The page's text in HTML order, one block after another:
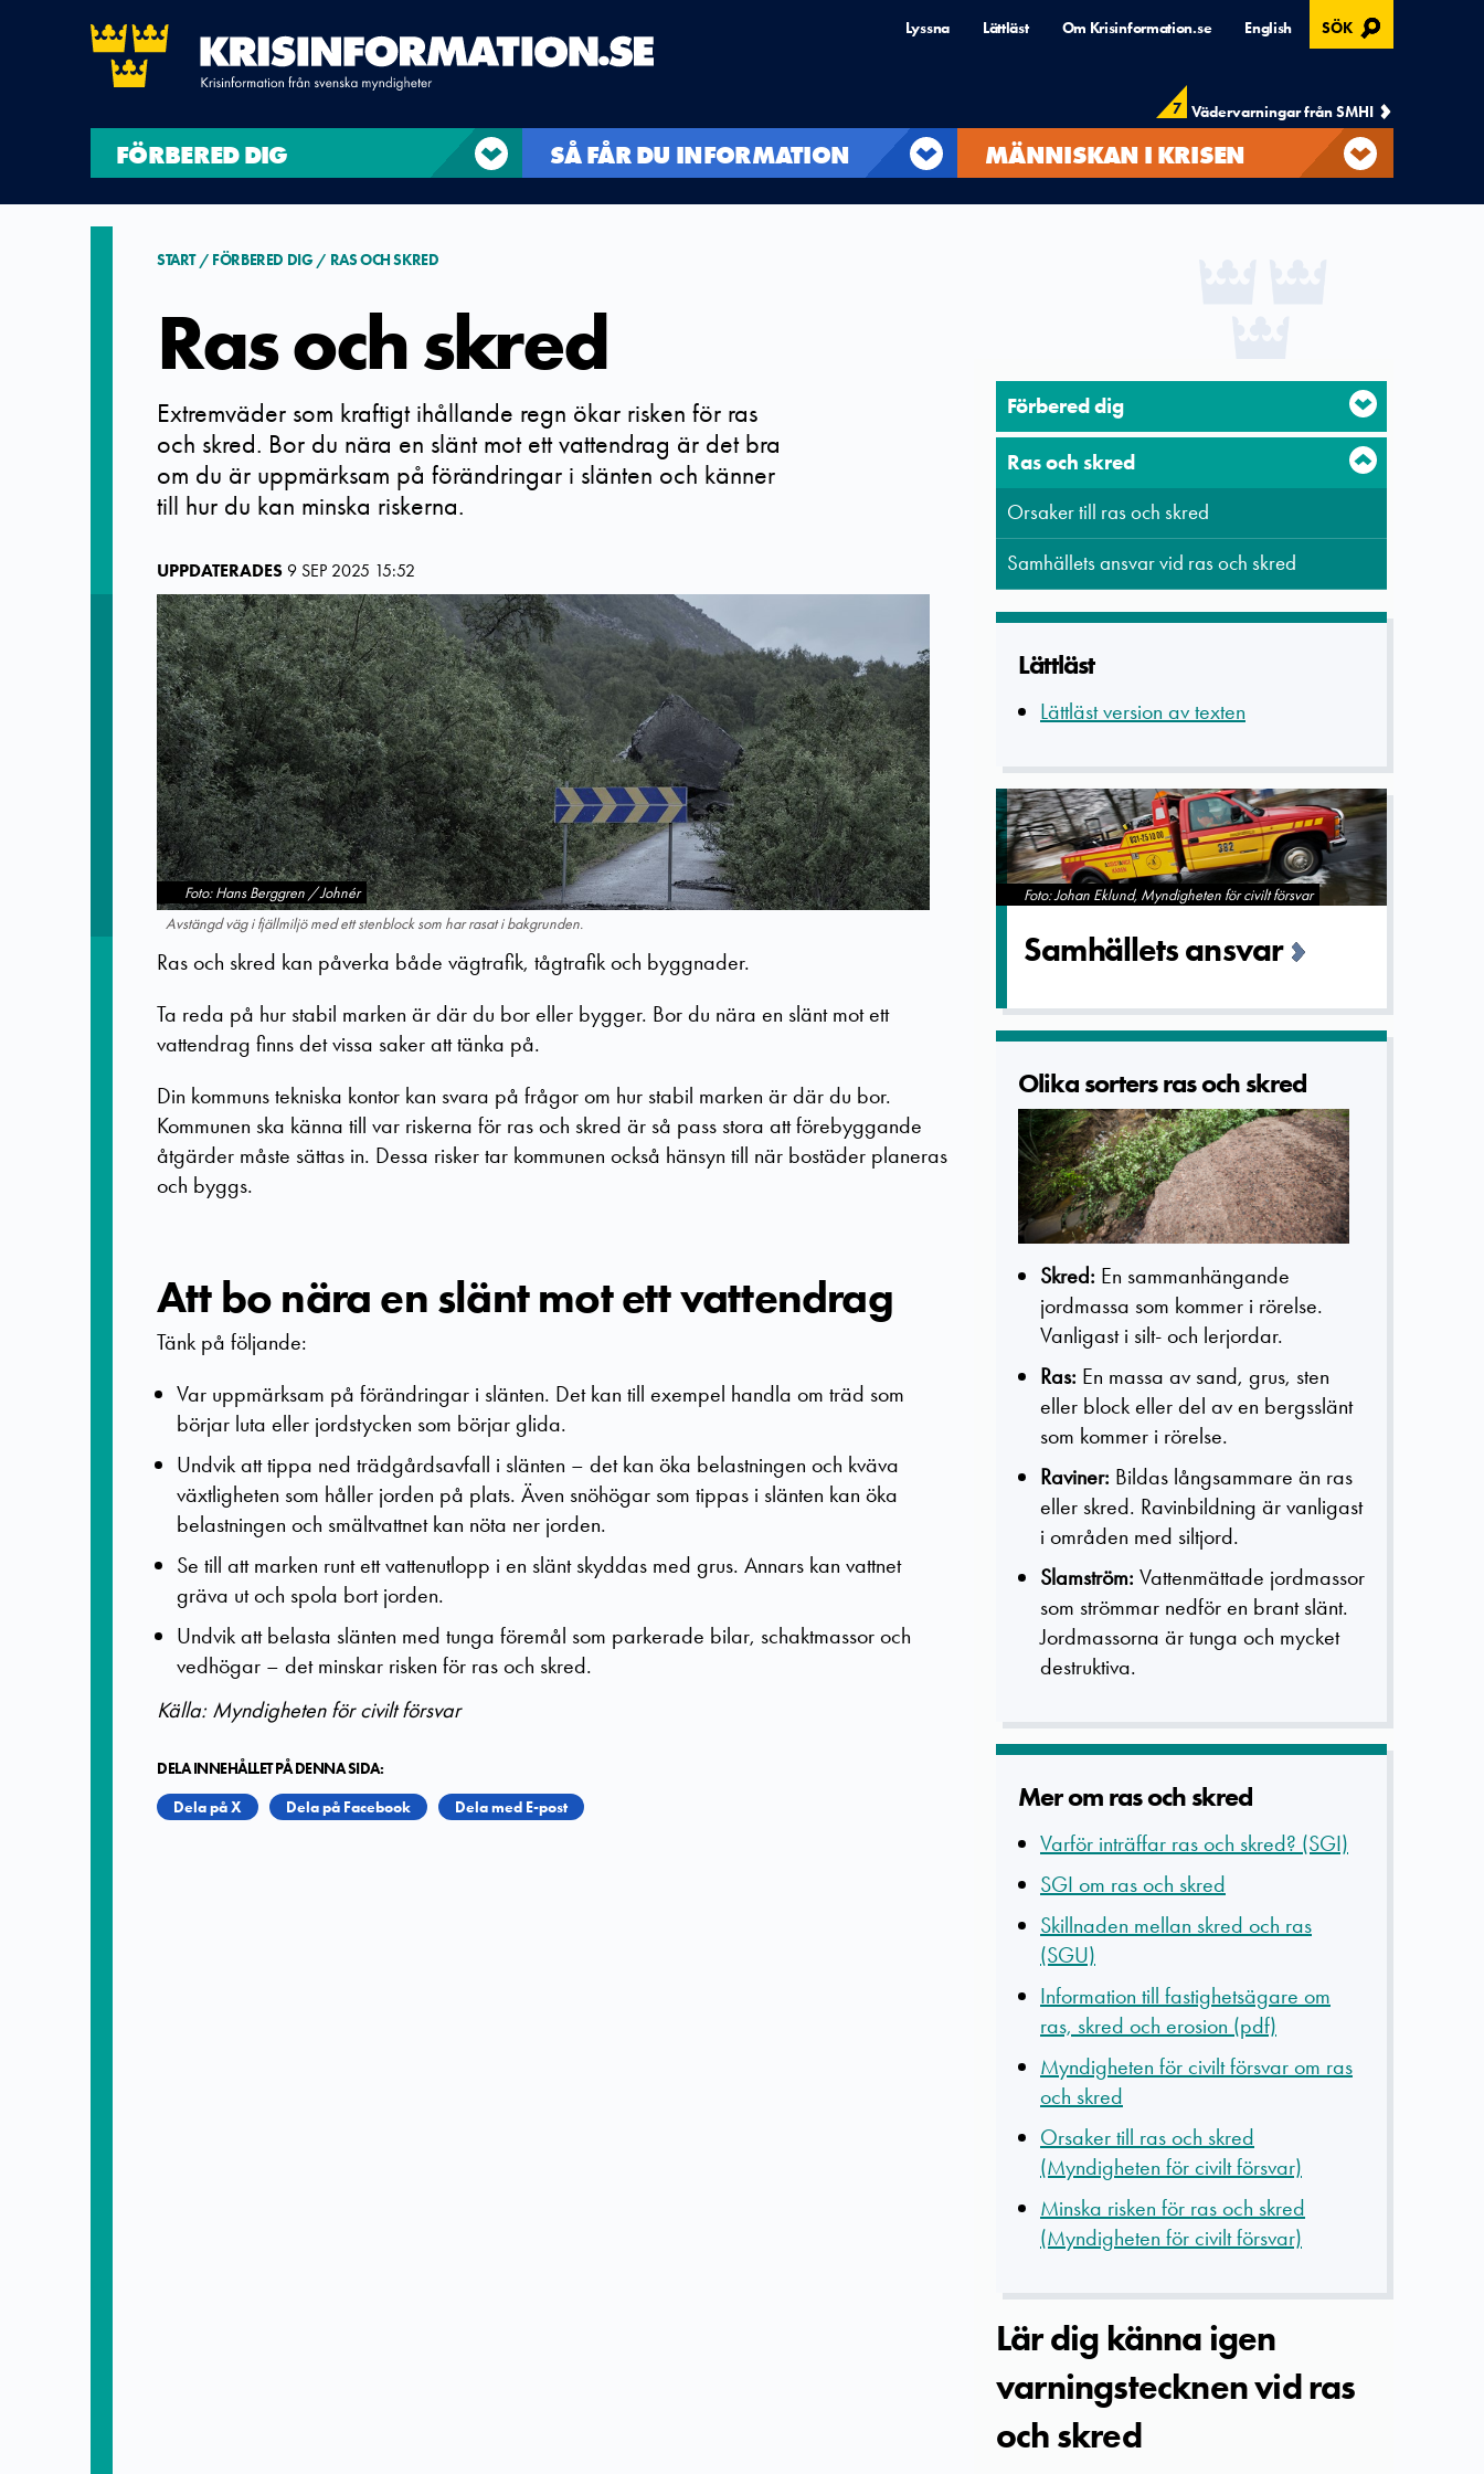
Lyssna Lättläst Om Krisinformation.se English SÖK , ÖPPNAS I MODAL
7 Vädervarningar från SMHI
FÖRBERED DIG SÅ FÅR DU INFORMATION MÄNNISKAN I KRISEN
START FÖRBERED DIG RAS OCH SKRED
Ras och skred
Extremväder som kraftigt ihållande regn ökar risken för ras
och skred. Bor du nära en slänt mot ett vattendrag är det bra
om du är uppmärksam på förändringar i slänten och känner
till hur du kan minska riskerna.
UPPDATERADES9 SEP 2025 15:52
Foto: Hans Berggren / Johnér
Avstängd väg i fjällmiljö med ett stenblock som har rasat i bakgrunden.
Ras och skred kan påverka både vägtrafik, tågtrafik och byggnader.
Ta reda på hur stabil marken är där du bor eller bygger. Bor du nära en slänt mot ett
vattendrag finns det vissa saker att tänka på.
Din kommuns tekniska kontor kan svara på frågor om hur stabil marken är där du bor.
Kommunen ska känna till var riskerna för ras och skred är så pass stora att förebyggande
åtgärder måste sättas in. Dessa risker tar kommunen också hänsyn till när bostäder planeras
och byggs.
Att bo nära en slänt mot ett vattendrag
Tänk på följande:
Var uppmärksam på förändringar i slänten. Det kan till exempel handla om träd som
börjar luta eller jordstycken som börjar glida.
Undvik att tippa ned trädgårdsavfall i slänten – det kan öka belastningen och kväva
växtligheten som håller jorden på plats. Även snöhögar som tippas i slänten kan öka
belastningen och smältvattnet kan nöta ner jorden.
Se till att marken runt ett vattenutlopp i en slänt skyddas med grus. Annars kan vattnet
gräva ut och spola bort jorden.
Undvik att belasta slänten med tunga föremål som parkerade bilar, schaktmassor och
vedhögar – det minskar risken för ras och skred.
Källa: Myndigheten för civilt försvar
DELA INNEHÅLLET PÅ DENNA SIDA:
Dela på X
Dela på Facebook Dela med E-post
Förbered dig
Ras och skred
Orsaker till ras och skred
Samhällets ansvar vid ras och skred
Lättläst
Lättläst version av texten
Foto: Johan Eklund, Myndigheten för civilt försvar
Samhällets­ ansvar
Olika sorters ras och skred
Skred: En sammanhängande
jordmassa som kommer i rörelse.
Vanligast i silt- och lerjordar.
Ras: En massa av sand, grus, sten
eller block eller del av en bergsslänt
som kommer i rörelse.
Raviner: Bildas långsammare än ras
eller skred. Ravinbildning är vanligast
i områden med siltjord.
Slamström: Vattenmättade jordmassor
som strömmar nedför en brant slänt.
Jordmassorna är tunga och mycket
destruktiva.
Mer om ras och skred
Varför inträffar ras och skred? (SGI)
SGI om ras och skred
Skillnaden mellan skred och ras
(SGU)
Information till fastighetsägare om
ras, skred och erosion (pdf)
Myndigheten för civilt försvar om ras
och skred
Orsaker till ras och skred
(Myndigheten för civilt försvar)
Minska risken för ras och skred
(Myndigheten för civilt försvar)
Lär dig känna igen
varningstecknen vid ras
och skred